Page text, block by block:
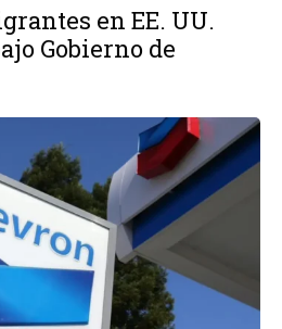
en EE. UU.
Gobierno de